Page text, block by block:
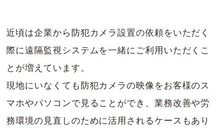
近頃は企業から防犯カメラ設置の依頼をいただく
際に遠隔監視システムを一緒にご利用いただくこ
とが増えています。
現地にいなくても防犯カメラの映像をお客様のス
マホやパソコンで見ることができ、業務改善や労
務環境の見直しのために活用されるケースもあり